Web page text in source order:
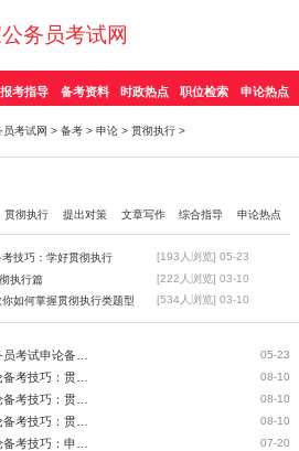
务员考试网
报考指导 备考资料 时政热点 职位检索 申论热点
员考试网 > 备考 > 申论 > 贯彻执行 >
贯彻执行 提出对策 文章写作 综合指导 申论热点
技巧：学好贯彻执行 [193人浏览] 05-23
执行篇 [222人浏览] 03-10
如何掌握贯彻执行类题型 [534人浏览] 03-10
05-23
08-10
08-10
08-10
07-20